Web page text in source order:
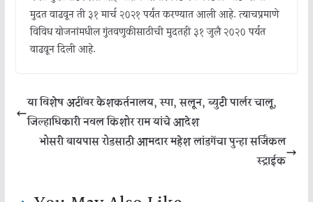
मुदत वाढवून ती ३१ मार्च २०२१ पर्यंत करण्यात आली आहे. त्याचप्रमाणे
विविध योजनांमधील गुंतवणुकीसाठीची मुदतही ३१ जुलै २०२० पर्यंत
वाढवून दिली आहे.
या विशेष अटींवर केशकर्तनालय, स्पा, सलून, ब्युटी पार्लर चालू,
जिल्हाधिकारी नवल किशोर राम यांचे आदेश
भोसरी बायपास रोडसाठी आमदार महेश लांडगेंचा पुन्हा सर्जिकल
स्ट्राईक